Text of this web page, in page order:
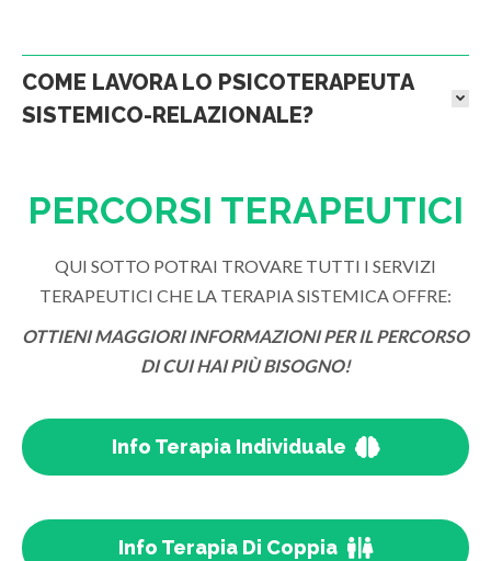
COME LAVORA LO PSICOTERAPEUTA
SISTEMICO-RELAZIONALE?
PERCORSI TERAPEUTICI
QUI SOTTO POTRAI TROVARE TUTTI I SERVIZI
TERAPEUTICI CHE LA TERAPIA SISTEMICA OFFRE:
OTTIENI MAGGIORI INFORMAZIONI PER IL PERCORSO
DI CUI HAI PIÙ BISOGNO!
Info Terapia Individuale
Info Terapia Di Coppia